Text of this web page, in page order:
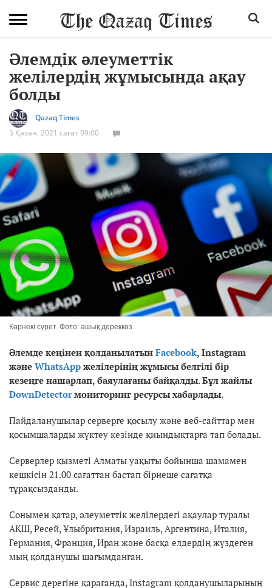
Әлемдік әлеуметтік
желілердің жұмысында ақау
болды
Qazaq Times
5 Қазан, 2021 сағат 09:00
Көрнекі сурет. Фото: ашық дереккөз
Әлемде кеңінен қолданылатын Facebook, Instagram
және WhatsApp желілерінің жұмысы белгілі бір
кезеңге нашарлап, баяулағаны байқалды. Бұл жайлы
DownDetectorмониторинг ресурсы хабарлады.
Пайдаланушылар серверге қосылу және веб-сайттар мен
қосымшаларды жүктеу кезінде қиындықтарға тап болады.
Серверлер қызметі Алматы уақыты бойынша шамамен
кешкісін 21.00 сағаттан бастап бірнеше сағатқа
тұрақсызданды.
Сонымен қатар, әлеуметтік желілердегі ақаулар туралы
АҚШ, Ресей, Ұлыбритания, Израиль, Аргентина, Италия,
Германия, Франция, Иран және басқа елдердің жүздеген
мың қолданушы шағымданған.
Сервис дерегіне қарағанда, Instagram қолданушыларының